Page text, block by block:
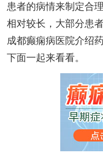
患者的病情来制定合
相对较长，大部分患
成都癫痫病医院介绍
下面一起来看看。